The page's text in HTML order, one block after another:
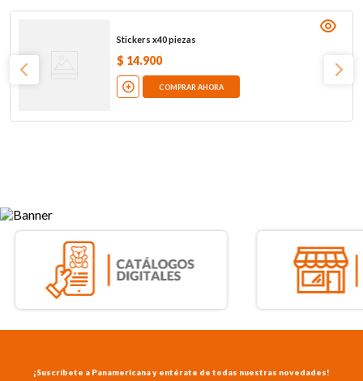
Stickers x40 piezas
$ 14.900
COMPRAR AHORA
¡Suscríbete a Panamericana y entérate de todas nuestras novedades!